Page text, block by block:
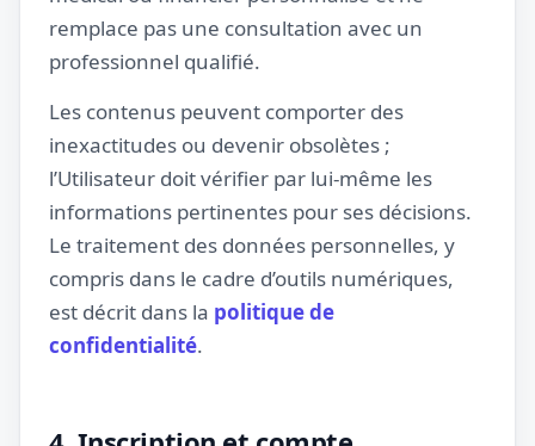
remplace pas une consultation avec un
professionnel qualifié.
Les contenus peuvent comporter des
inexactitudes ou devenir obsolètes ;
l’Utilisateur doit vérifier par lui-même les
informations pertinentes pour ses décisions.
Le traitement des données personnelles, y
compris dans le cadre d’outils numériques,
est décrit dans la politique de
confidentialité.